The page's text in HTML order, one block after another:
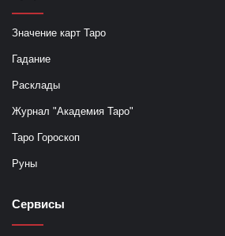
Значение карт Таро
Гадание
Расклады
Журнал "Академия Таро"
Таро Гороскоп
Руны
Сервисы